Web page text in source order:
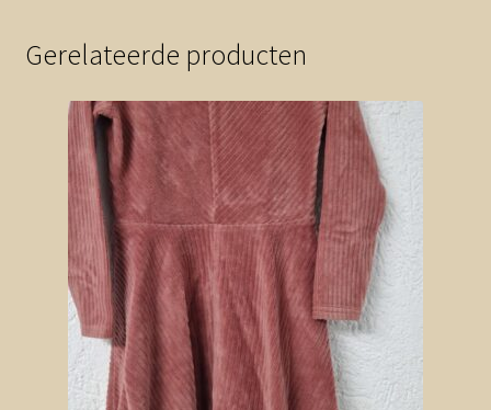
Gerelateerde producten